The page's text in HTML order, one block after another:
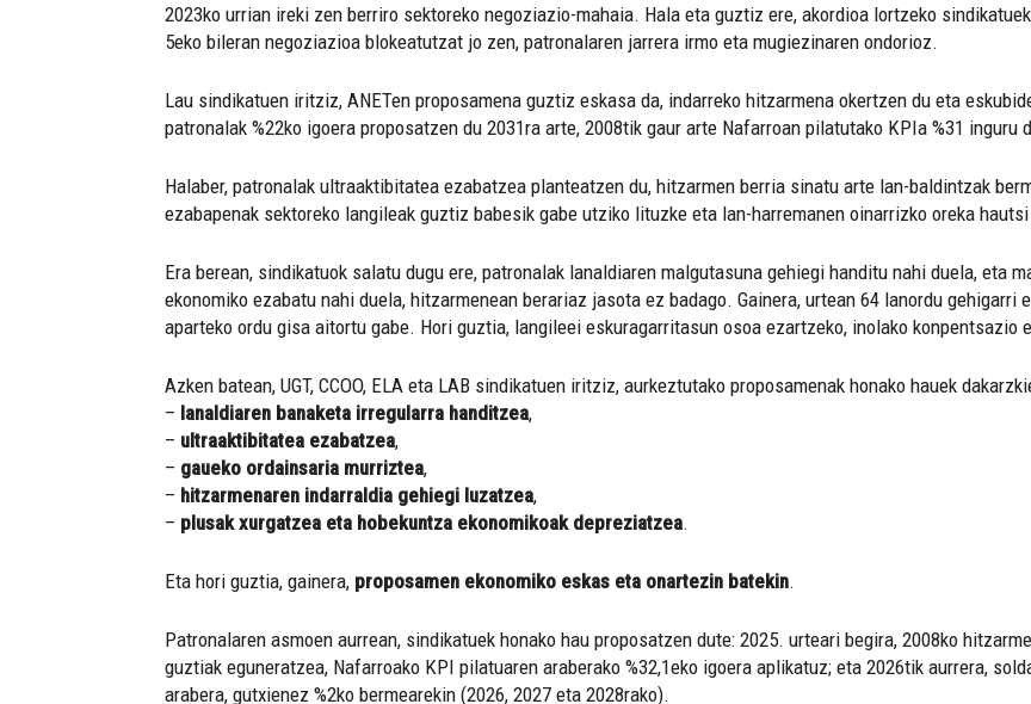
2023ko urrian ireki zen berriro sektoreko negoziazio-mahaia. Hala eta guztiz ere, akordioa lortzeko
5eko bileran negoziazioa blokeatutzat jo zen, patronalaren jarrera irmo eta mugiezinaren ondorioz.
Lau sindikatuen iritziz, ANETen proposamena guztiz eskasa da, indarreko hitzarmena okertzen du eta
patronalak %22ko igoera proposatzen du 2031ra arte, 2008tik gaur arte Nafarroan pilatutako KPIa %31 inguru
Halaber, patronalak ultraaktibitatea ezabatzea planteatzen du, hitzarmen berria sinatu arte lan-baldintzak
ezabapenak sektoreko langileak guztiz babesik gabe utziko lituzke eta lan-harremanen oinarrizko oreka
Era berean, sindikatuok salatu dugu ere, patronalak lanaldiaren malgutasuna gehiegi handitu nahi duela, eta
ekonomiko ezabatu nahi duela, hitzarmenean berariaz jasota ez badago. Gainera, urtean 64 lanordu gehigarri
aparteko ordu gisa aitortu gabe. Hori guztia, langileei eskuragarritasun osoa ezartzeko, inolako konpentsazio
Azken batean, UGT, CCOO, ELA eta LAB sindikatuen iritziz, aurkeztutako proposamenak honako hauek
– lanaldiaren banaketa irregularra handitzea,
– ultraaktibitatea ezabatzea,
– gaueko ordainsaria murriztea,
– hitzarmenaren indarraldia gehiegi luzatzea,
– plusak xurgatzea eta hobekuntza ekonomikoak depreziatzea.
Eta hori guztia, gainera, proposamen ekonomiko eskas eta onartezin batekin.
Patronalaren asmoen aurrean, sindikatuek honako hau proposatzen dute: 2025. urteari begira, 2008ko
guztiak eguneratzea, Nafarroako KPI pilatuaren araberako %32,1eko igoera aplikatuz; eta 2026tik aurrera,
arabera, gutxienez %2ko bermearekin (2026, 2027 eta 2028rako).